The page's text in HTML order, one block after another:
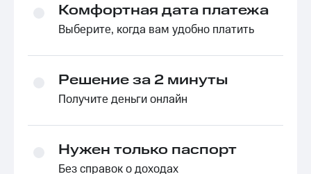
Комфортная дата платежа
Выберите, когда вам удобно платить
Решение за 2 минуты
Получите деньги онлайн
Нужен только паспорт
Без справок о доходах